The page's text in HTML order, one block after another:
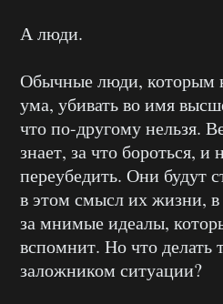
А люди.
Обычные люди, которым
ума, убивать во имя
что по-другому нельзя.
знает, за что бороться, и
переубедить. Они будут
в этом смысл их жизни, в
за мнимые идеалы,
вспомнит. Но что делать
заложником ситуации?